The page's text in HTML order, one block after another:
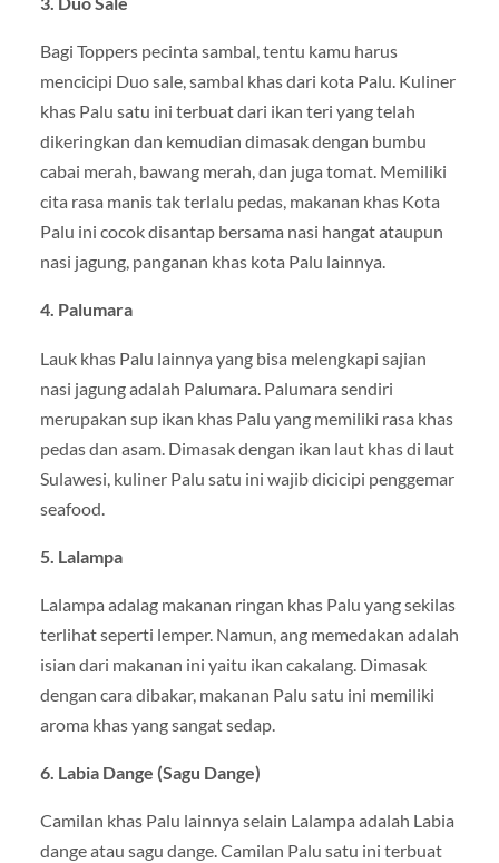
Bagi Toppers pecinta sambal, tentu kamu harus
mencicipi Duo sale, sambal khas dari kota Palu. Kuliner
khas Palu satu ini terbuat dari ikan teri yang telah
dikeringkan dan kemudian dimasak dengan bumbu
cabai merah, bawang merah, dan juga tomat. Memiliki
cita rasa manis tak terlalu pedas, makanan khas Kota
Palu ini cocok disantap bersama nasi hangat ataupun
nasi jagung, panganan khas kota Palu lainnya.
4. Palumara
Lauk khas Palu lainnya yang bisa melengkapi sajian
nasi jagung adalah Palumara. Palumara sendiri
merupakan sup ikan khas Palu yang memiliki rasa khas
pedas dan asam. Dimasak dengan ikan laut khas di laut
Sulawesi, kuliner Palu satu ini wajib dicicipi penggemar
seafood.
5. Lalampa
Lalampa adalag makanan ringan khas Palu yang sekilas
terlihat seperti lemper. Namun, ang memedakan adalah
isian dari makanan ini yaitu ikan cakalang. Dimasak
dengan cara dibakar, makanan Palu satu ini memiliki
aroma khas yang sangat sedap.
6. Labia Dange (Sagu Dange)
Camilan khas Palu lainnya selain Lalampa adalah Labia
dange atau sagu dange. Camilan Palu satu ini terbuat